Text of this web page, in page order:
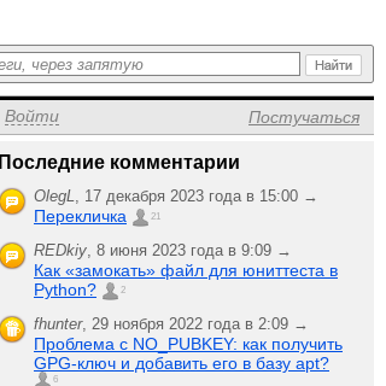
Войти Постучаться
Последние комментарии
OlegL, 17 декабря 2023 года в 15:00 →
Перекличка 21
REDkiy, 8 июня 2023 года в 9:09 →
Как «замокать» файл для юниттеста в
Python?
2
fhunter, 29 ноября 2022 года в 2:09 →
Проблема с NO_PUBKEY: как получить
GPG-ключ и добавить его в базу apt?
6